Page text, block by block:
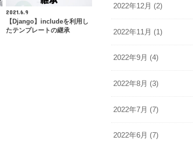
2021.6.9
【Django】includeを利用し
たテンプレートの継承
2022年12月 (2)
2022年11月 (1)
2022年9月 (4)
2022年8月 (3)
2022年7月 (7)
2022年6月 (7)